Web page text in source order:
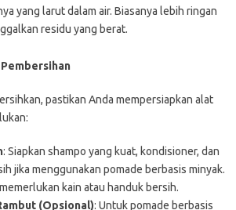
yang larut dalam air. Biasanya lebih ringan
residu yang berat.
pastikan Anda mempersiapkan alat
: Siapkan shampo yang kuat, kondisioner, dan
jika menggunakan pomade berbasis minyak.
kain atau handuk bersih.
(Opsional): Untuk pomade berbasis